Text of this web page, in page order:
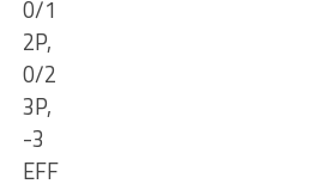
0/1
2P,
0/2
3P,
-3
EFF